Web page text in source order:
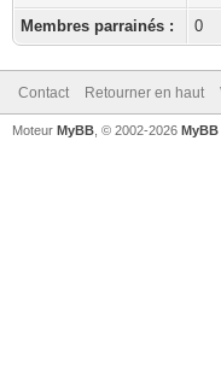
Membres parrainés : 0
Contact Retourner en haut
Moteur MyBB , © 2002-2026